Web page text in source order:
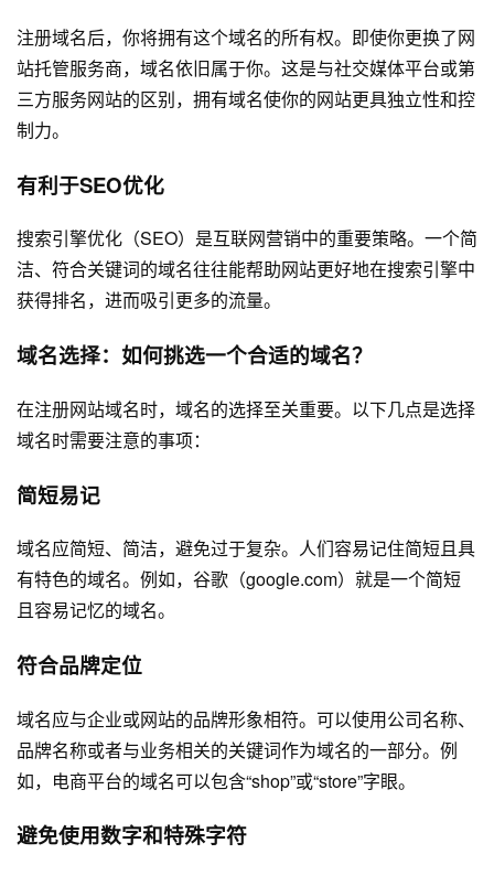
注册域名后，你将拥有这个域名的所有权。即使你更换了网
站托管服务商，域名依旧属于你。这是与社交媒体平台或第
三方服务网站的区别，拥有域名使你的网站更具独立性和控
制力。
有利于SEO优化
搜索引擎优化（SEO）是互联网营销中的重要策略。一个简
洁、符合关键词的域名往往能帮助网站更好地在搜索引擎中
获得排名，进而吸引更多的流量。
域名选择：如何挑选一个合适的域名？
在注册网站域名时，域名的选择至关重要。以下几点是选择
域名时需要注意的事项：
简短易记
域名应简短、简洁，避免过于复杂。人们容易记住简短且具
有特色的域名。例如，谷歌（google.com）就是一个简短
且容易记忆的域名。
符合品牌定位
域名应与企业或网站的品牌形象相符。可以使用公司名称、
品牌名称或者与业务相关的关键词作为域名的一部分。例
如，电商平台的域名可以包含“shop”或“store”字眼。
避免使用数字和特殊字符